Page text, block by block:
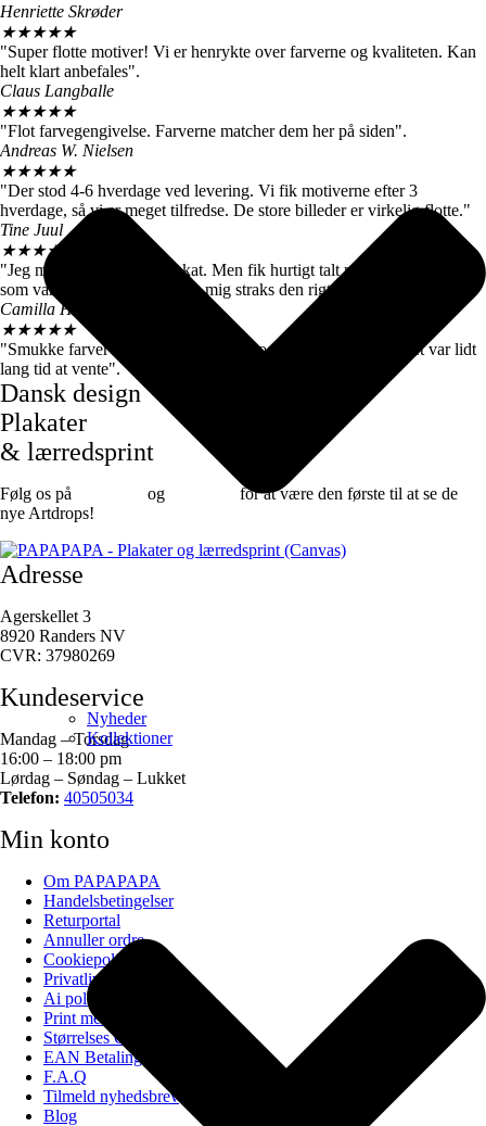
Nyheder
Kollektioner
Henriette Skrøder
★★★★★
"Super flotte motiver! Vi er henrykte over farverne og kvaliteten. Kan
helt klart anbefales".
Claus Langballe
★★★★★
"Flot farvegengivelse. Farverne matcher dem her på siden".
Andreas W. Nielsen
★★★★★
"Der stod 4-6 hverdage ved levering. Vi fik motiverne efter 3
hverdage, så vi er meget tilfredse. De store billeder er virkelig flotte."
Tine Juul
★★★★
"Jeg modtog en forkert plakat. Men fik hurtigt talt med kundeservice
som var super søde og sendte mig straks den rigtige".
Camilla Høj
★★★★★
"Smukke farver og motiver, de kom dog først efter 7 dage, det var lidt
lang tid at vente".
Dansk design
Plakater
& lærredsprint
Følg os på og
for at være den første til at se de
nye Artdrops!
Adresse
Agerskellet 3
8920 Randers NV
CVR: 37980269
Kundeservice
Mandag – Torsdag
16:00 – 18:00 pm
Lørdag – Søndag – Lukket
Telefon: 40505034
Min konto
Om PAPAPAPA
Handelsbetingelser
Returportal
Annuller ordre
Cookiepolitik (EU)
Privatlivspolitik
Ai politik
Print med eget billede
Størrelses Guide
EAN Betaling
F.A.Q
Tilmeld nyhedsbrev
Blog